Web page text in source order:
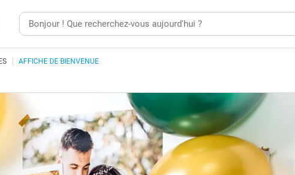
AFFICHE DE BIENVENUE